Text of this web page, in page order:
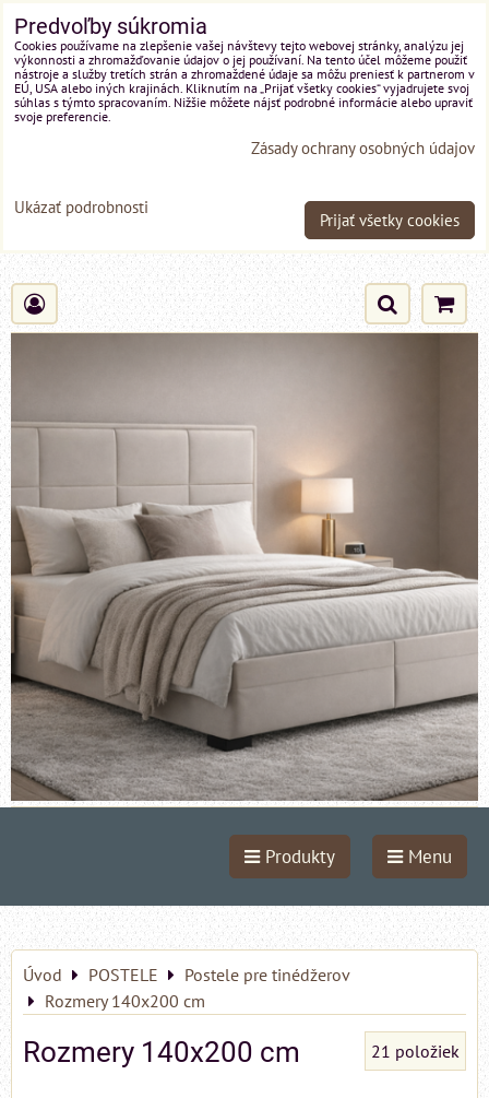
Produkty Menu
Úvod POSTELE
Postele pre tinédžerov
Rozmery 140x200 cm
Rozmery 140x200 cm 21 položiek
Predvoľby súkromia
Cookies používame na zlepšenie vašej návštevy tejto webovej stránky, analýzu jej
výkonnosti a zhromažďovanie údajov o jej používaní. Na tento účel môžeme použiť
nástroje a služby tretích strán a zhromaždené údaje sa môžu preniesť k partnerom v
EÚ, USA alebo iných krajinách. Kliknutím na „Prijať všetky cookies“ vyjadrujete svoj
súhlas s týmto spracovaním. Nižšie môžete nájsť podrobné informácie alebo upraviť
svoje preferencie.
Zásady ochrany osobných údajov
Ukázať podrobnosti
Prijať všetky cookies